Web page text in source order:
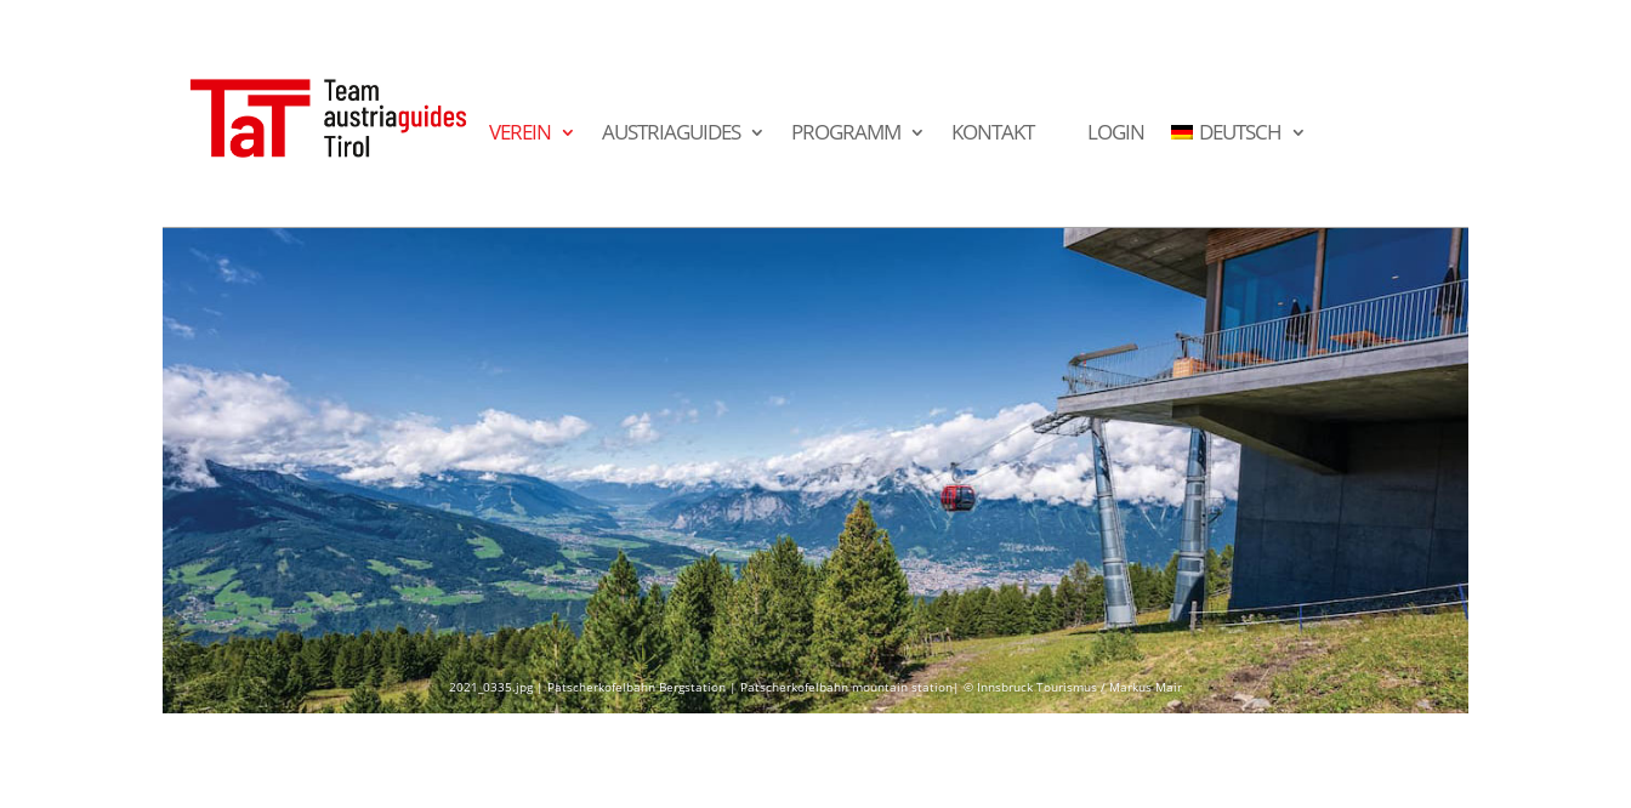
VEREIN AUSTRIAGUIDES PROGRAMM KONTAKT LOGIN DEUTSCH
2021_0335.jpg | Patscherkofelbahn Bergstation | Patscherkofelbahn mountain station| © Innsbruck Tourismus / Markus Mair